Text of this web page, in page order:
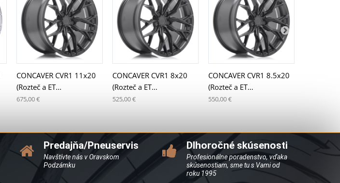
CONCAVER CVR1 11x20
(Rozteč a ET...
675,00 €
CONCAVER CVR1 8x20
(Rozteč a ET...
525,00 €
CONCAVER CVR1 8.5x20
(Rozteč a ET...
550,00 €
Predajňa/Pneuservis
Navštívte nás v Oravskom
Podzámku
Dlhoročné skúsenosti
Profesionálne poradenstvo, vďaka
skúsenostiam, sme tu s Vami od
roku 1995